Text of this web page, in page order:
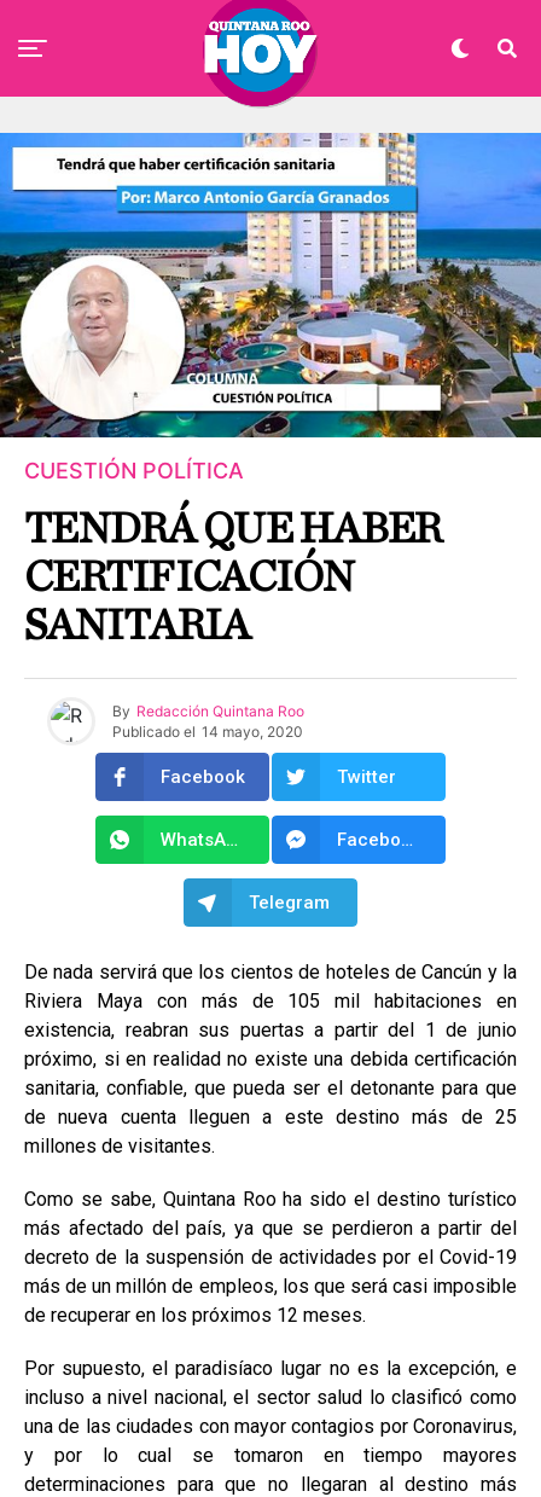
CUESTIÓN POLÍTICA
TENDRÁ QUE HABER
CERTIFICACIÓN
SANITARIA
By Redacción Quintana Roo
Publicado el 14 mayo, 2020
Facebook Twitter
WhatsApp Facebook Messenger
Telegram
De nada servirá que los cientos de hoteles de Cancún y la
Riviera Maya con más de 105 mil habitaciones en
existencia, reabran sus puertas a partir del 1 de junio
próximo, si en realidad no existe una debida certificación
sanitaria, confiable, que pueda ser el detonante para que
de nueva cuenta lleguen a este destino más de 25
millones de visitantes.
Como se sabe, Quintana Roo ha sido el destino turístico
más afectado del país, ya que se perdieron a partir del
decreto de la suspensión de actividades por el Covid-19
más de un millón de empleos, los que será casi imposible
de recuperar en los próximos 12 meses.
Por supuesto, el paradisíaco lugar no es la excepción, e
incluso a nivel nacional, el sector salud lo clasificó como
una de las ciudades con mayor contagios por Coronavirus,
y por lo cual se tomaron en tiempo mayores
determinaciones para que no llegaran al destino más